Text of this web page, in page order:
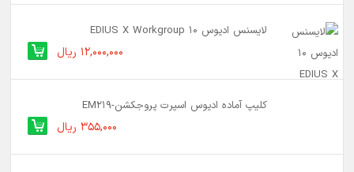
لایسنس ادیوس 10 EDIUS X Workgroup
12,000,000 ریال
کلیپ آماده ادیوس اسپرت پروجکشن-EM219
355,000 ریال